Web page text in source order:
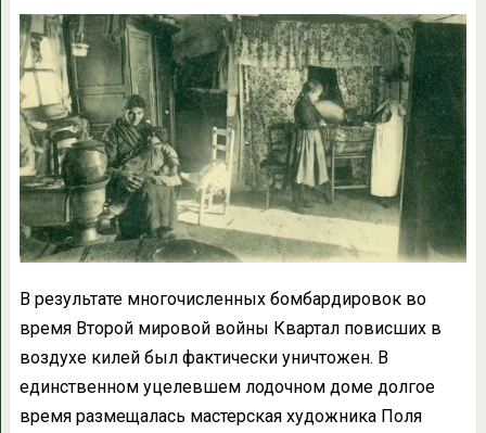
В результате многочисленных бомбардировок во
время Второй мировой войны Квартал повисших в
воздухе килей был фактически уничтожен. В
единственном уцелевшем лодочном доме долгое
время размещалась мастерская художника Поля